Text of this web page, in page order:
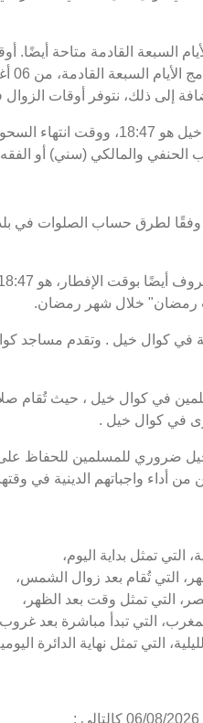
السبعة القادمة متاحة
إلى ذلك، نتوفر أوقات
الحنفي والمالكي (سني) أو
وفقًا لطرق حساب الصلوات في
رمضان" خلال شهر رمضان.
في كوال خيل . وتقدم مساجد
في كوال خيل ، حيث تُقام
في كوال خيل .
ضروري للمسلمين للحفاظ
أداء واجباتهم الدينية في
تمثل بداية اليوم،
التي تُقام بعد زوال الشمس،
التي تمثل وقت بعد الظهر،
التي تبدأ مباشرة بعد
التي تمثل نهاية الدائرة